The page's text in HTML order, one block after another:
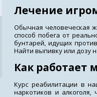
Лечение
Обычная человеческая
способ побега от
бунтарей, идущих
Найти выпивку или дозу
Как работает
Курс реабилитации в
наркотиков и